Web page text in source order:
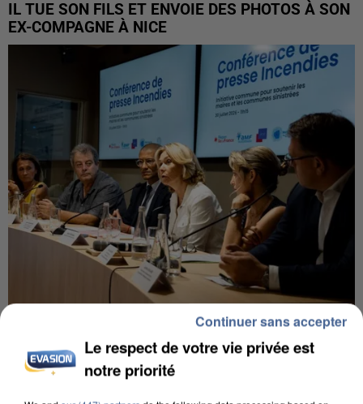
IL TUE SON FILS ET ENVOIE DES PHOTOS À SON
EX-COMPAGNE À NICE
INCENDIES : L’ÎLE-DE-FRANCE LANCE UN ÉLAN
DE SOLIDARITÉ AVEC LES...
Le respect de votre vie privée est
notre priorité
Continuer sans accepter